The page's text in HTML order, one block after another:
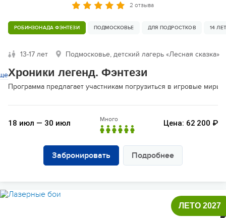
2 отзыва
РОБИНЗОНАДА ФЭНТЕЗИ ПОДМОСКОВЬЕ ДЛЯ ПОДРОСТКОВ 14
13-17 лет Подмосковье, детский лагерь «Лесная сказка»
Хроники легенд. Фэнтези
Программа предлагает участникам погрузиться в игровые
18 июл — 30 июл Много Цена: 62 200 ₽
Забронировать Подробнее
ЛЕТО 2027